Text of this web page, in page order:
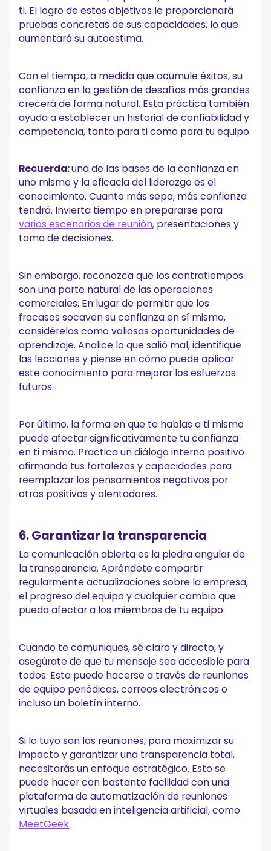
ti. El logro de estos objetivos le proporcionará
pruebas concretas de sus capacidades, lo que
aumentará su autoestima.
Con el tiempo, a medida que acumule éxitos, su
confianza en la gestión de desafíos más grandes
crecerá de forma natural. Esta práctica también
ayuda a establecer un historial de confiabilidad y
competencia, tanto para ti como para tu equipo.
Recuerda:una de las bases de la confianza en
uno mismo y la eficacia del liderazgo es el
conocimiento. Cuanto más sepa, más confianza
tendrá. Invierta tiempo en prepararse para
varios escenarios de reunión, presentaciones y
toma de decisiones.
Sin embargo, reconozca que los contratiempos
son una parte natural de las operaciones
comerciales. En lugar de permitir que los
fracasos socaven su confianza en sí mismo,
considérelos como valiosas oportunidades de
aprendizaje. Analice lo que salió mal, identifique
las lecciones y piense en cómo puede aplicar
este conocimiento para mejorar los esfuerzos
futuros.
Por último, la forma en que te hablas a ti mismo
puede afectar significativamente tu confianza
en ti mismo. Practica un diálogo interno positivo
afirmando tus fortalezas y capacidades para
reemplazar los pensamientos negativos por
otros positivos y alentadores.
6. Garantizar la transparencia
La comunicación abierta es la piedra angular de
la transparencia. Apréndete compartir
regularmente actualizaciones sobre la empresa,
el progreso del equipo y cualquier cambio que
pueda afectar a los miembros de tu equipo.
Cuando te comuniques, sé claro y directo, y
asegúrate de que tu mensaje sea accesible para
todos. Esto puede hacerse a través de reuniones
de equipo periódicas, correos electrónicos o
incluso un boletín interno.
Si lo tuyo son las reuniones, para maximizar su
impacto y garantizar una transparencia total,
necesitarás un enfoque estratégico. Esto se
puede hacer con bastante facilidad con una
plataforma de automatización de reuniones
virtuales basada en inteligencia artificial, como
MeetGeek.